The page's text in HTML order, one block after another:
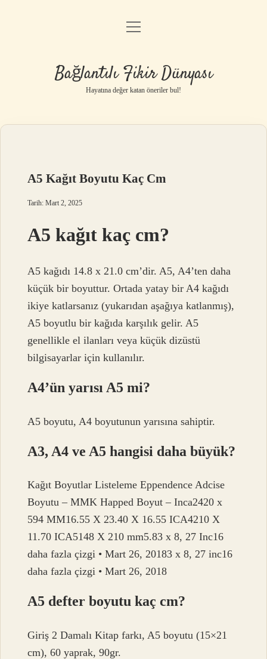
Anasayfa
Yasal Uyarı
menüyü
Bağlantılı Fikir Dünyası
Hayatına değer katan öneriler bul!
A5 Kağıt Boyutu Kaç Cm
Tarih: Mart 2, 2025
A5 kağıt kaç cm?
A5 kağıdı 14.8 ‌x 21.0 cm’dir. A5, A4’ten daha
küçük bir boyuttur. Ortada yatay bir A4 kağıdı
ikiye katlarsanız (yukarıdan aşağıya katlanmış),
A5 boyutlu bir kağıda karşılık gelir. A5
genellikle el ilanları veya küçük dizüstü
bilgisayarlar için kullanılır.
A4’ün yarısı A5 mi?
A5 boyutu, A4 boyutunun yarısına sahiptir.
A3, A4 ve A5 hangisi daha büyük?
Kağıt Boyutlar Listeleme Eppendence Adcise
Boyutu – MMK Happed Boyut – Inca2420 x
594 MM16.55 X 23.40 X 16.55 ICA4210 X
11.70 ICA5148 X 210 mm5.83 x 8, 27 Inc16
daha fazla çizgi • Mart 26, 20183 x 8, 27 inc16
daha fazla çizgi • Mart 26, 2018
A5 defter boyutu kaç cm?
Giriş 2 Damalı Kitap farkı, A5 boyutu (15×21
cm), 60 yaprak, 90gr.